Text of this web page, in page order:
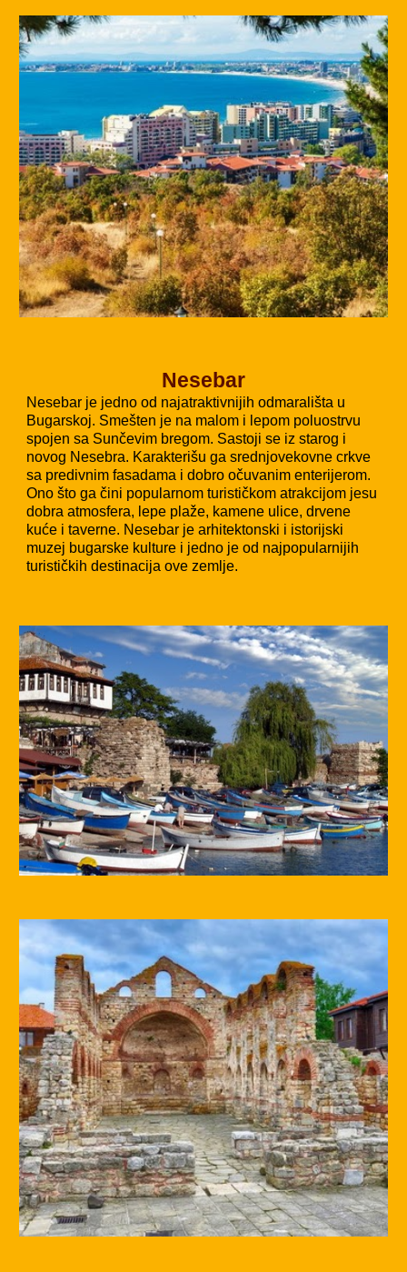
Nesebar
Nesebar je jedno od najatraktivnijih odmarališta u
Bugarskoj. Smešten je na malom i lepom poluostrvu
spojen sa Sunčevim bregom. Sastoji se iz starog i
novog Nesebra. Karakterišu ga srednjovekovne crkve
sa predivnim fasadama i dobro očuvanim enterijerom.
Ono što ga čini popularnom turističkom atrakcijom jesu
dobra atmosfera, lepe plaže, kamene ulice, drvene
kuće i taverne. Nesebar je arhitektonski i istorijski
muzej bugarske kulture i jedno je od najpopularnijih
turističkih destinacija ove zemlje.